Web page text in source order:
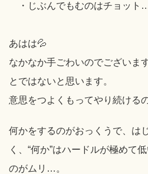
・じぶんでもむのはチョット
あはは💦
なかなか手ごわいのでございま
とではないと思います。
意思をつよくもってやり続ける
何かをするのがおっくうで、は
く、“何か”はハードルが極めて
のがムリ…。